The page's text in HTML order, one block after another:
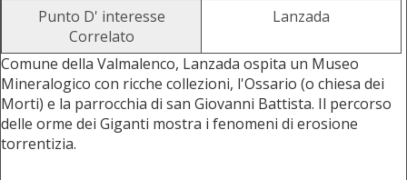
Punto D' interesse
Correlato
Lanzada
Comune della Valmalenco, Lanzada ospita un Museo
Mineralogico con ricche collezioni, l'Ossario (o chiesa dei
Morti) e la parrocchia di san Giovanni Battista. Il percorso
delle orme dei Giganti mostra i fenomeni di erosione
torrentizia.